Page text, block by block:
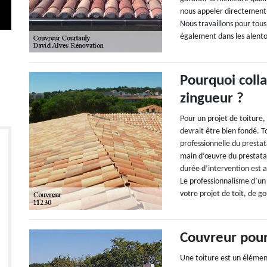
nous appeler
Nous travaillons pour
également dans les
Pourquoi
zingueur ?
Pour un projet de
devrait être bien fondé.
professionnelle du
main d’œuvre du
durée d’intervention est
Le professionnalisme
votre projet de toit, de
Couvreur
Une toiture est un